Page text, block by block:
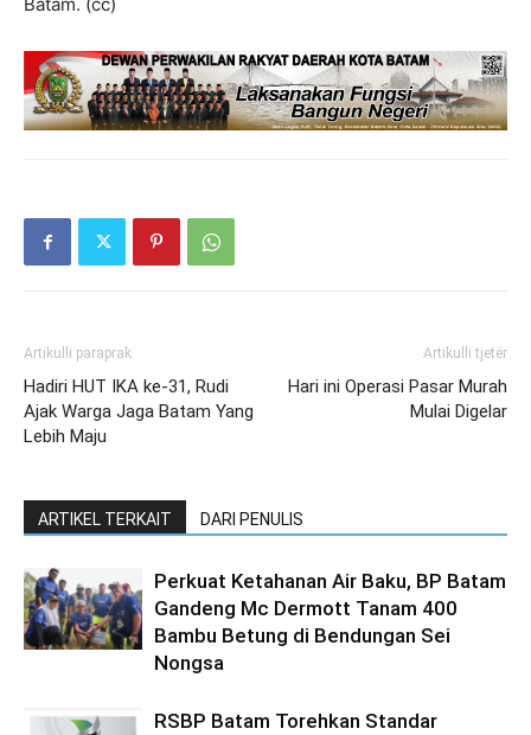
Artikulli paraprak
Hadiri HUT IKA ke-31, Rudi
Ajak Warga Jaga Batam Yang
Lebih Maju
Artikulli tjetër
Hari ini Operasi Pasar Murah
Mulai Digelar
ARTIKEL TERKAIT DARI PENULIS
Perkuat Ketahanan Air Baku, BP Batam
Gandeng Mc Dermott Tanam 400
Bambu Betung di Bendungan Sei
Nongsa
RSBP Batam Torehkan Standar